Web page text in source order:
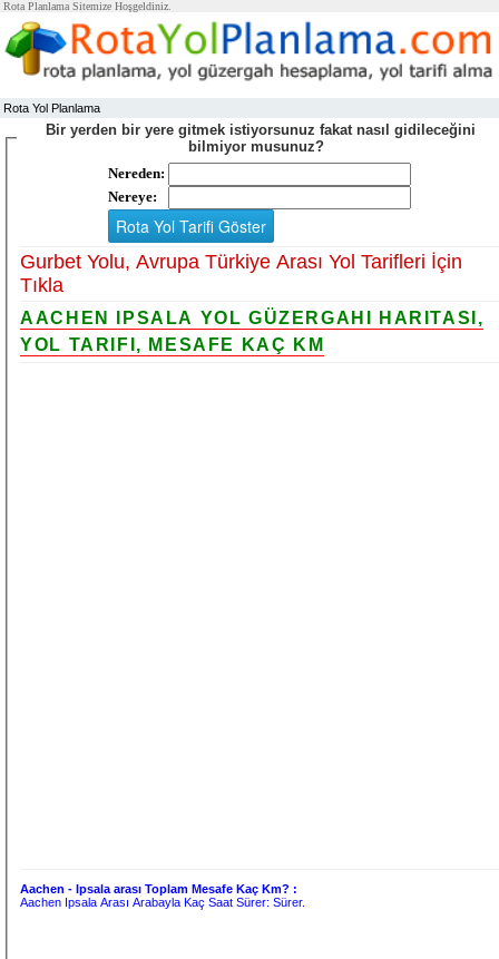
Rota Planlama Sitemize Hoşgeldiniz.
Rota Yol Planlama
Bir yerden bir yere gitmek istiyorsunuz fakat nasıl gidileceğini
bilmiyor musunuz?
Nereden:
Nereye:
Gurbet Yolu, Avrupa Türkiye Arası Yol Tarifleri İçin
Tıkla
AACHEN IPSALA YOL GÜZERGAHI HARITASI,
YOL TARIFI, MESAFE KAÇ KM
Aachen - Ipsala arası Toplam Mesafe Kaç Km? :
Aachen Ipsala Arası Arabayla Kaç Saat Sürer:Sürer.